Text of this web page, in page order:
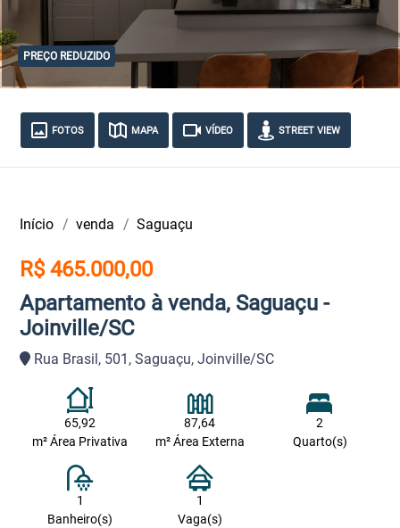
PREÇO REDUZIDO
FOTOS MAPA VÍDEO STREET VIEW
Início venda Saguaçu
R$ 465.000,00
Apartamento à venda, Saguaçu -
Joinville/SC
Rua Brasil, 501, Saguaçu, Joinville/SC
65,92
m² Área Privativa
87,64
m² Área Externa
2
Quarto(s)
1
Banheiro(s)
1
Vaga(s)